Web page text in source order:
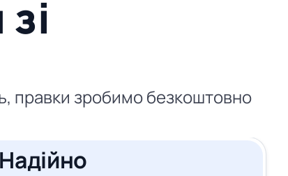
правки зробимо безкоштовно
Надійно